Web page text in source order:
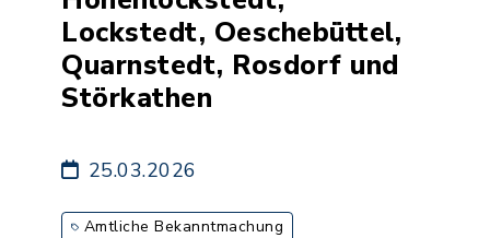
Lockstedt, Oeschebüttel,
Quarnstedt, Rosdorf und
Störkathen
25.03.2026
Amtliche Bekanntmachung